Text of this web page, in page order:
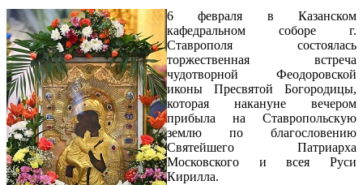
6 февраля в Казанском
кафедральном соборе г.
Ставрополя состоялась
торжественная встреча
чудотворной Феодоровской
иконы Пресвятой Богородицы,
которая накануне вечером
прибыла на Ставропольскую
землю по благословению
Святейшего Патриарха
Московского и всея Руси
Кирилла.